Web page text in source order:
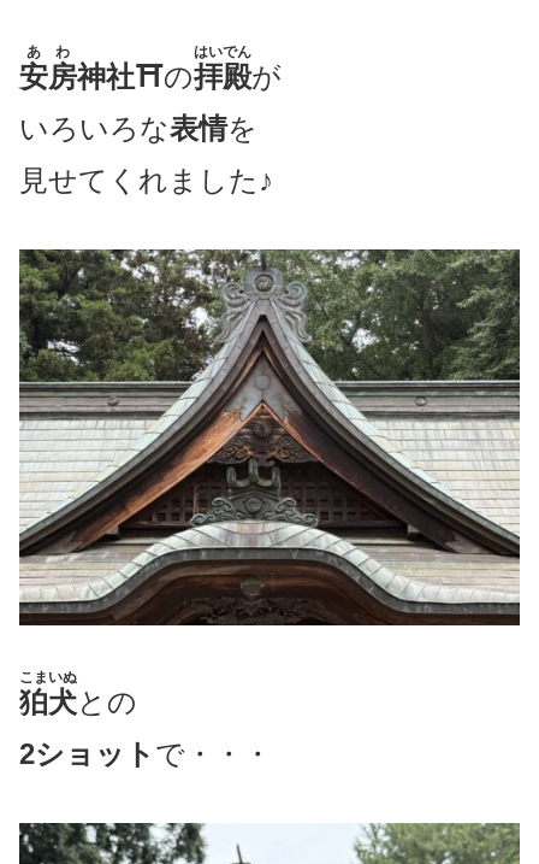
安房
あわ
神社⛩の拝殿
はいでん
が
いろいろな表情を
見せてくれました♪
狛犬
こまいぬ
との
2ショット で・・・